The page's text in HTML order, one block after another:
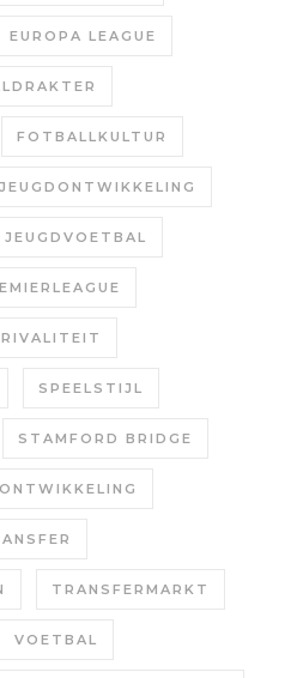
EUROPA LEAGUE
FOTBALLKULTUR
JEUGDONTWIKKELING
JEUGDVOETBAL
RIVALITEIT
SPEELSTIJL
STAMFORD BRIDGE
TRANSFERMARKT
VOETBAL